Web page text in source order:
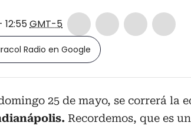
GMT-5
Radio en Google
25 de mayo, se correrá la
Recordemos, que es